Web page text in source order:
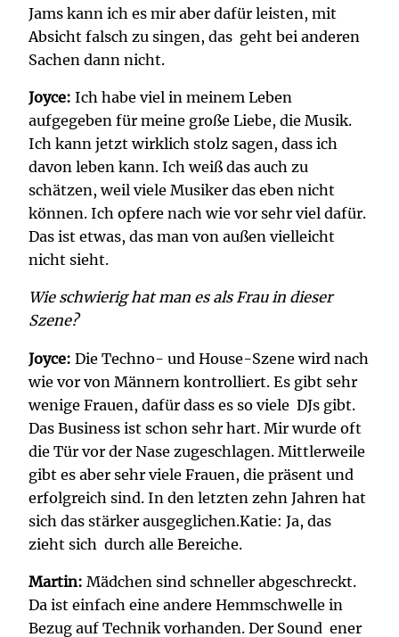
Jams kann ich es mir aber dafür leisten, mit
Absicht falsch zu singen, das geht bei anderen
Sachen dann nicht.
Joyce: Ich habe viel in meinem Leben
aufgegeben für meine große Liebe, die Musik.
Ich kann jetzt wirklich stolz sagen, dass ich
davon leben kann. Ich weiß das auch zu
schätzen, weil viele Musiker das eben nicht
können. Ich opfere nach wie vor sehr viel dafür.
Das ist etwas, das man von außen vielleicht
nicht sieht.
Wie schwierig hat man es als Frau in dieser
Szene?
Joyce: Die Techno- und House-Szene wird nach
wie vor von Männern kontrolliert. Es gibt sehr
wenige Frauen, dafür dass es so viele DJs gibt.
Das Business ist schon sehr hart. Mir wurde oft
die Tür vor der Nase zugeschlagen. Mittlerweile
gibt es aber sehr viele Frauen, die präsent und
erfolgreich sind. In den letzten zehn Jahren hat
sich das stärker ausgeglichen.Katie: Ja, das
zieht sich durch alle Bereiche.
Martin: Mädchen sind schneller abgeschreckt.
Da ist einfach eine andere Hemmschwelle in
Bezug auf Technik vorhanden. Der Sound ener